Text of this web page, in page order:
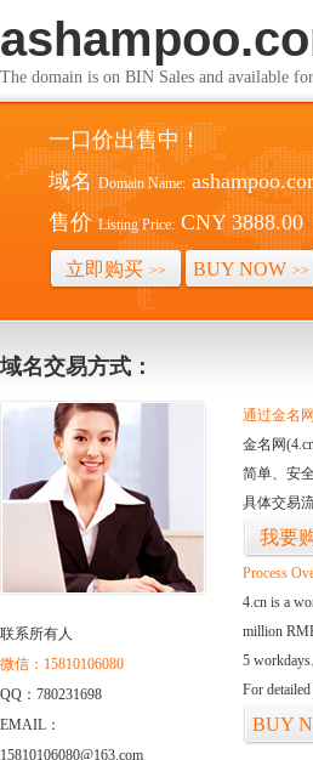
The domain is on BIN Sales and available
一口价出售中！
域名 Domain Name:
售价 Listing Price: CNY 3888.00
立即购买 >> BUY NOW >>
域名交易方式：
联系所有人
微信：15810106080
QQ：780231698
EMAIL：
15810106080@163.com
通过金名
金名网
简单、安
具体交易
我要
Process
4.cn is a
million
5 workdays.
For
BUY